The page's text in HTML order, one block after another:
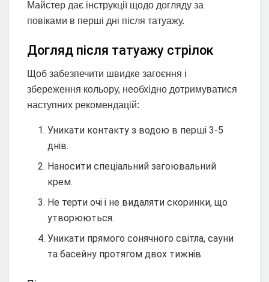
Майстер дає інструкції щодо догляду за
повіками в перші дні після татуажу.
Догляд після татуажу стрілок
Щоб забезпечити швидке загоєння і
збереження кольору, необхідно дотримуватися
наступних рекомендацій:
Уникати контакту з водою в перші 3-5
днів.
Наносити спеціальний загоювальний
крем.
Не терти очі і не видаляти скоринки, що
утворюються.
Уникати прямого сонячного світла, сауни
та басейну протягом двох тижнів.